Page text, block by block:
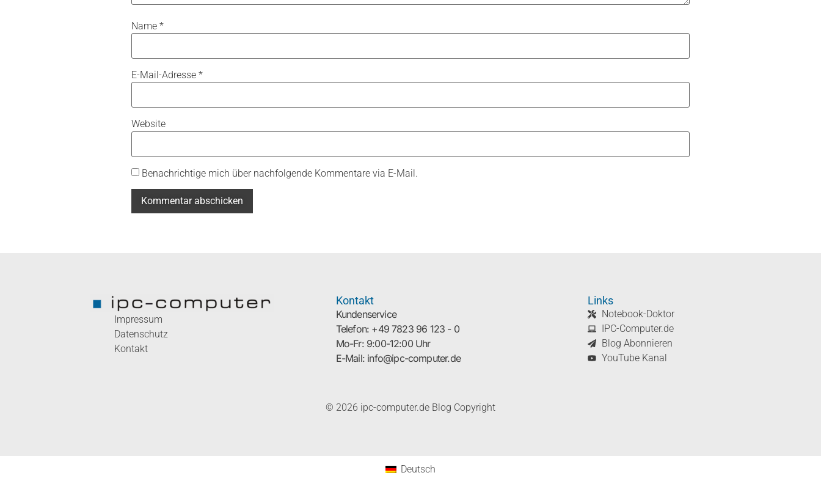
Name *
E-Mail-Adresse *
Website
Benachrichtige mich über nachfolgende Kommentare via E-Mail.
Impressum
Datenschutz
Kontakt
Kontakt
Kundenservice
Telefon: +49 7823 96 123 - 0
Mo-Fr: 9:00-12:00 Uhr
E-Mail: info@ipc-computer.de
Links
Notebook-Doktor
IPC-Computer.de
Blog Abonnieren
YouTube Kanal
© 2026 ipc-computer.de Blog Copyright
Deutsch